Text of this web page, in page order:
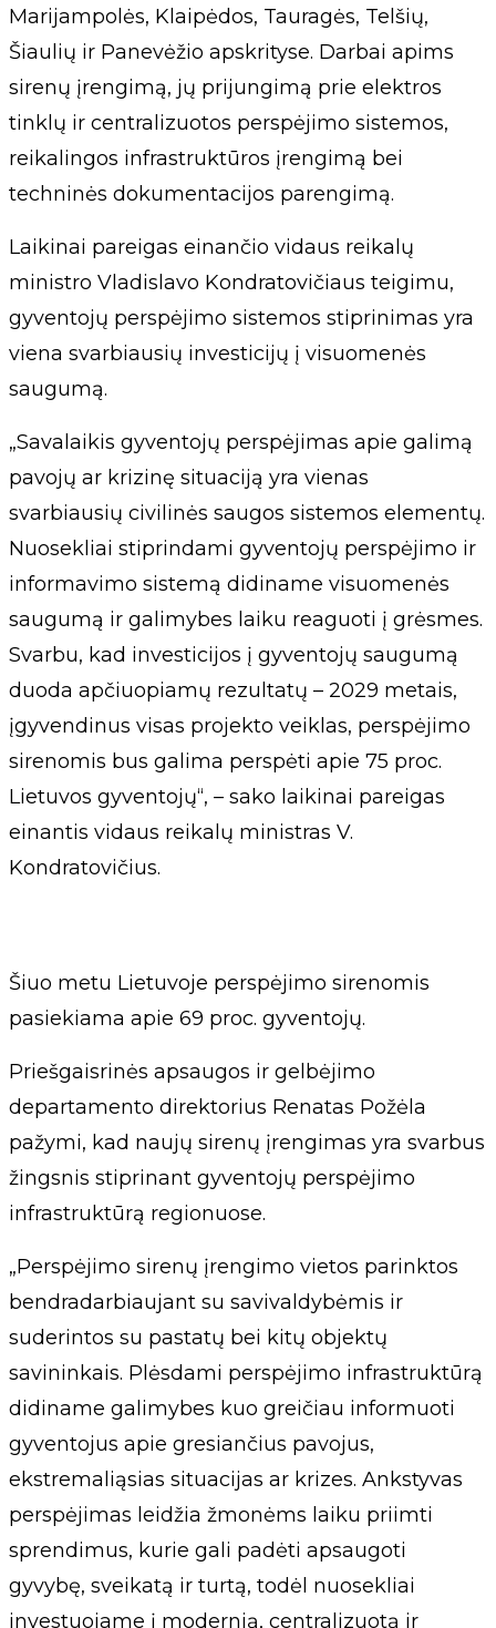
Marijampolės, Klaipėdos, Tauragės, Telšių,
Šiaulių ir Panevėžio apskrityse. Darbai apims
sirenų įrengimą, jų prijungimą prie elektros
tinklų ir centralizuotos perspėjimo sistemos,
reikalingos infrastruktūros įrengimą bei
techninės dokumentacijos parengimą.
Laikinai pareigas einančio vidaus reikalų
ministro Vladislavo Kondratovičiaus teigimu,
gyventojų perspėjimo sistemos stiprinimas yra
viena svarbiausių investicijų į visuomenės
saugumą.
„Savalaikis gyventojų perspėjimas apie galimą
pavojų ar krizinę situaciją yra vienas
svarbiausių civilinės saugos sistemos elementų.
Nuosekliai stiprindami gyventojų perspėjimo ir
informavimo sistemą didiname visuomenės
saugumą ir galimybes laiku reaguoti į grėsmes.
Svarbu, kad investicijos į gyventojų saugumą
duoda apčiuopiamų rezultatų – 2029 metais,
įgyvendinus visas projekto veiklas, perspėjimo
sirenomis bus galima perspėti apie 75 proc.
Lietuvos gyventojų“, – sako laikinai pareigas
einantis vidaus reikalų ministras V.
Kondratovičius.
Šiuo metu Lietuvoje perspėjimo sirenomis
pasiekiama apie 69 proc. gyventojų.
Priešgaisrinės apsaugos ir gelbėjimo
departamento direktorius Renatas Požėla
pažymi, kad naujų sirenų įrengimas yra svarbus
žingsnis stiprinant gyventojų perspėjimo
infrastruktūrą regionuose.
„Perspėjimo sirenų įrengimo vietos parinktos
bendradarbiaujant su savivaldybėmis ir
suderintos su pastatų bei kitų objektų
savininkais. Plėsdami perspėjimo infrastruktūrą
didiname galimybes kuo greičiau informuoti
gyventojus apie gresiančius pavojus,
ekstremaliąsias situacijas ar krizes. Ankstyvas
perspėjimas leidžia žmonėms laiku priimti
sprendimus, kurie gali padėti apsaugoti
gyvybę, sveikatą ir turtą, todėl nuosekliai
investuojame į modernią, centralizuotą ir